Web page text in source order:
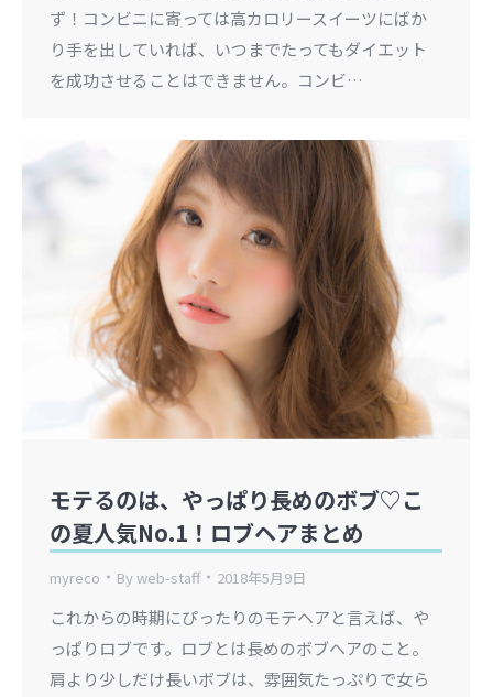
ず！コンビニに寄っては高カロリースイーツにばか
り手を出していれば、いつまでたってもダイエット
を成功させることはできません。コンビ…
モテるのは、やっぱり長めのボブ♡こ
の夏人気No.1！ロブヘアまとめ
myreco Byweb-staff 2018年5月9日
これからの時期にぴったりのモテヘアと言えば、や
っぱりロブです。ロブとは長めのボブヘアのこと。
肩より少しだけ長いボブは、雰囲気たっぷりで女ら